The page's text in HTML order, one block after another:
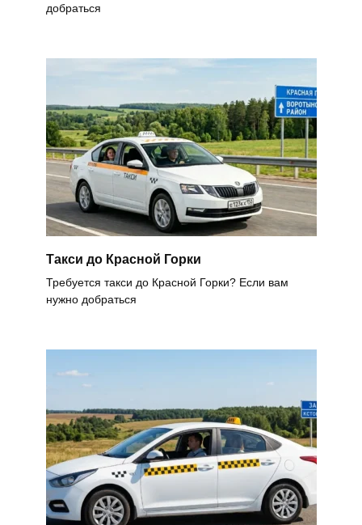
добраться
Такси до Красной Горки
Требуется такси до Красной Горки? Если вам
нужно добраться